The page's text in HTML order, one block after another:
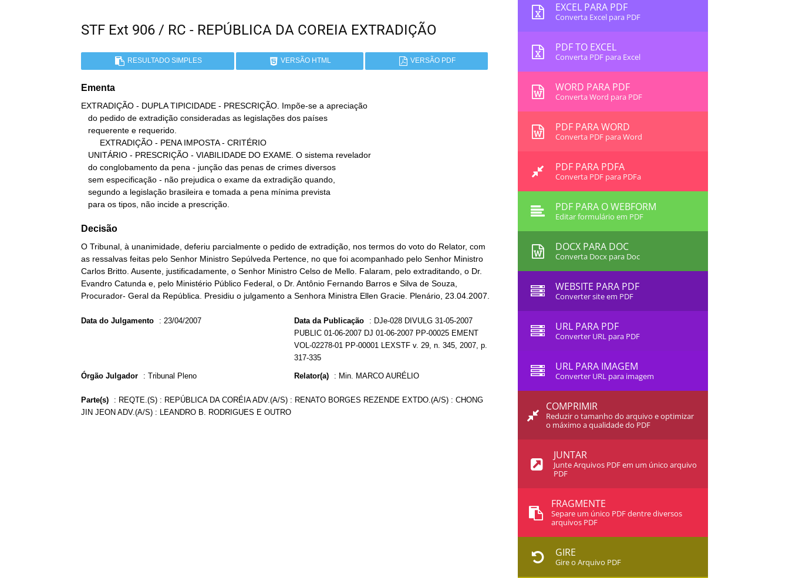
STF Ext 906 / RC - REPÚBLICA DA COREIA EXTRADIÇÃO
RESULTADO SIMPLES VERSÃO HTML VERSÃO PDF
Ementa
EXTRADIÇÃO - DUPLA TIPICIDADE - PRESCRIÇÃO. Impõe-se a apreciação
   para os tipos, não incide a prescrição.
Decisão
O Tribunal, à unanimidade, deferiu parcialmente o pedido de extradição, nos termos do voto do Relator, com
as ressalvas feitas pelo Senhor Ministro Sepúlveda Pertence, no que foi acompanhado pelo Senhor Ministro
Carlos Britto. Ausente, justificadamente, o Senhor Ministro Celso de Mello. Falaram, pelo extraditando, o Dr.
Evandro Catunda e, pelo Ministério Público Federal, o Dr. Antônio Fernando Barros e Silva de Souza,
Procurador- Geral da República. Presidiu o julgamento a Senhora Ministra Ellen Gracie. Plenário, 23.04.2007.
Data do Julgamento : 23/04/2007 Data da Publicação : DJe-028 DIVULG 31-05-2007
PUBLIC 01-06-2007 DJ 01-06-2007 PP-00025 EMENT
VOL-02278-01 PP-00001 LEXSTF v. 29, n. 345, 2007, p.
317-335
Órgão Julgador : Tribunal Pleno Relator(a) : Min. MARCO AURÉLIO
Parte(s) : REQTE.(S) : REPÚBLICA DA CORÉIA ADV.(A/S) : RENATO BORGES REZENDE EXTDO.(A/S) : CHONG
JIN JEON ADV.(A/S) : LEANDRO B. RODRIGUES E OUTRO
EXCEL PARA PDF
Converta Excel para PDF
PDF TO EXCEL
Converta PDF para Excel
WORD PARA PDF
Converta Word para PDF
PDF PARA WORD
Converta PDF para Word
PDF PARA PDFA
Converta PDF para PDFa
PDF PARA O WEBFORM
Editar formulário em PDF
DOCX PARA DOC
Converta Docx para Doc
WEBSITE PARA PDF
Converter site em PDF
URL PARA PDF
Converter URL para PDF
URL PARA IMAGEM
Converter URL para imagem
COMPRIMIR
Reduzir o tamanho do arquivo e optimizar
o máximo a qualidade do PDF
JUNTAR
Junte Arquivos PDF em um único arquivo
PDF
FRAGMENTE
Separe um único PDF dentre diversos
arquivos PDF
GIRE
Gire o Arquivo PDF